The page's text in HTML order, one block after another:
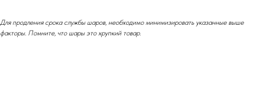
Для продления срока службы шаров, необходимо минимизировать указанные выше
факторы. Помните, что шары это хрупкий товар.